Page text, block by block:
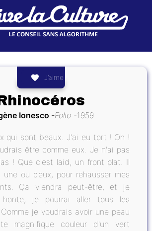
J’aime
Ionesco Folio 1959
qui sont beaux. J'ai eu tort ! Oh !
être comme eux. Je n'ai pas
! Que c'est laid, un front plat. Il
une ou deux, pour rehausser mes
Ça viendra peut-être, et je
honte, je pourrai aller tous les
je voudrais avoir une peau
magnifique couleur d'un vert